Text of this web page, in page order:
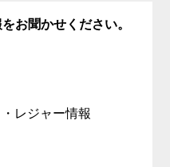
お聞かせください。
レジャー情報